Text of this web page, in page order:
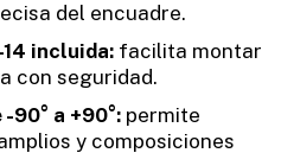
del encuadre.
incluida: facilita montar
con seguridad.
a +90°: permite
y composiciones